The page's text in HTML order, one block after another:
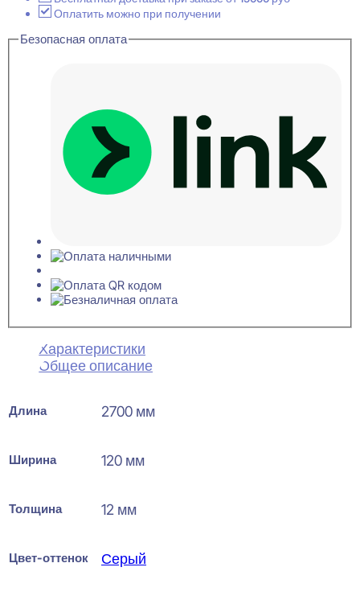
12x120x2700Оплатить можно при получении
Безопасная оплата
Характеристики
Общее описание
Длина 2700 мм
Ширина 120 мм
Толщина 12 мм
Цвет-оттенок Серый